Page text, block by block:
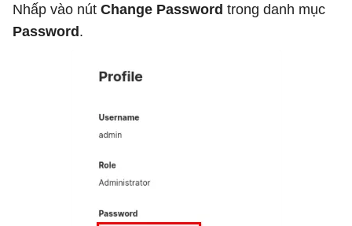
Nhấp vào nút Change Password trong danh mục
Password.